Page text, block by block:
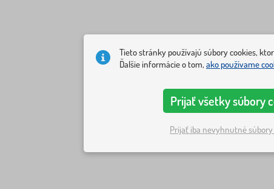
Tieto stránky používajú súbory cookies,
Ďalšie informácie o tom, ako používame
Prijať všetky súbory
Prijať iba nevyhnutné súbory